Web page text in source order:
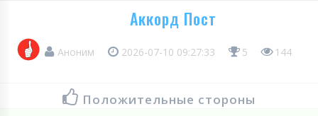
Аккорд Пост
Аноним 2026-07-10 09:27:33 5 144
Положительные стороны